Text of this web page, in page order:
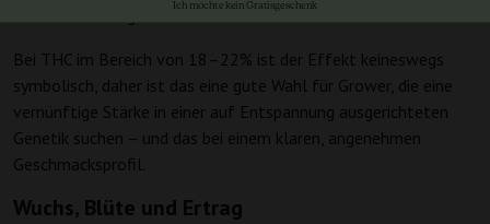
Bei THC im Bereich von 18–22% ist der Effekt keineswegs
symbolisch, daher ist das eine gute Wahl für Grower, die eine
vernünftige Stärke in einer auf Entspannung ausgerichteten
Genetik suchen – und das bei einem klaren, angenehmen
Geschmacksprofil.
Wuchs, Blüte und Ertrag
Ich möchte kein Gratisgeschenk